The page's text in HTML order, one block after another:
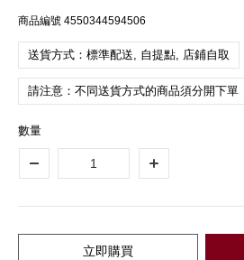
商品編號 4550344594506
送貨方式：標準配送, 自提點, 店鋪自取
請注意：不同送貨方式的商品須分開下單
數量
立即購買